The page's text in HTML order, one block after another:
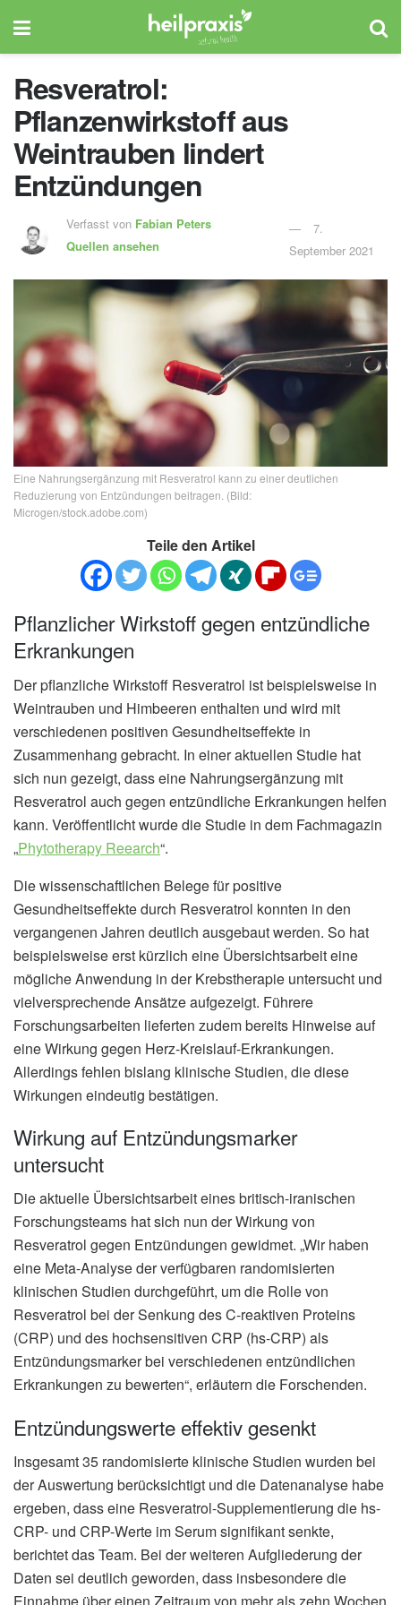
Resveratrol:
Pflanzenwirkstoff aus
Weintrauben lindert
Entzündungen
Verfasst von Fabian Peters
Quellen ansehen
7.
September 2021
Eine Nahrungsergänzung mit Resveratrol kann zu einer deutlichen
Reduzierung von Entzündungen beitragen. (Bild:
Microgen/stock.adobe.com)
Teile den Artikel
Pflanzlicher Wirkstoff gegen entzündliche
Erkrankungen
Der pflanzliche Wirkstoff Resveratrol ist beispielsweise in
Weintrauben und Himbeeren enthalten und wird mit
verschiedenen positiven Gesundheitseffekte in
Zusammenhang gebracht. In einer aktuellen Studie hat
sich nun gezeigt, dass eine Nahrungsergänzung mit
Resveratrol auch gegen entzündliche Erkrankungen helfen
kann. Veröffentlicht wurde die Studie in dem Fachmagazin
„Phytotherapy Reearch“.
Die wissenschaftlichen Belege für positive
Gesundheitseffekte durch Resveratrol konnten in den
vergangenen Jahren deutlich ausgebaut werden. So hat
beispielsweise erst kürzlich eine Übersichtsarbeit eine
mögliche Anwendung in der Krebstherapie untersucht und
vielversprechende Ansätze aufgezeigt. Führere
Forschungsarbeiten lieferten zudem bereits Hinweise auf
eine Wirkung gegen Herz-Kreislauf-Erkrankungen.
Allerdings fehlen bislang klinische Studien, die diese
Wirkungen eindeutig bestätigen.
Wirkung auf Entzündungsmarker
untersucht
Die aktuelle Übersichtsarbeit eines britisch-iranischen
Forschungsteams hat sich nun der Wirkung von
Resveratrol gegen Entzündungen gewidmet. „Wir haben
eine Meta-Analyse der verfügbaren randomisierten
klinischen Studien durchgeführt, um die Rolle von
Resveratrol bei der Senkung des C-reaktiven Proteins
(CRP) und des hochsensitiven CRP (hs-CRP) als
Entzündungsmarker bei verschiedenen entzündlichen
Erkrankungen zu bewerten“, erläutern die Forschenden.
Entzündungswerte effektiv gesenkt
Insgesamt 35 randomisierte klinische Studien wurden bei
der Auswertung berücksichtigt und die Datenanalyse habe
ergeben, dass eine Resveratrol-Supplementierung die hs-
CRP- und CRP-Werte im Serum signifikant senkte,
berichtet das Team. Bei der weiteren Aufgliederung der
Daten sei deutlich geworden, dass insbesondere die